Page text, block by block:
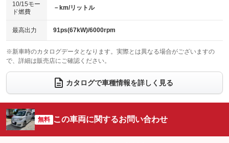
ベンチシート
：装備なし
チップアップシート
：装備なし
：装備なし ：装備なし
ウォークスルー
：装備あり
電動リアゲート フロントカメラ
：装備なし
：装備なし ：装備なし
サイドカメラ
：装備なし ルーフレール
：装備なし
：装備なし
：装備なし
10/15モー
ド燃費
－km/リットル
最高出力 91ps(67kW)/6000rpm
※新車時のカタログデータとなります。実際とは異なる場合がございますの
で、詳細は販売店にご確認ください。
カタログで車種情報を詳しく見る
無料 この車両に関するお問い合わせ